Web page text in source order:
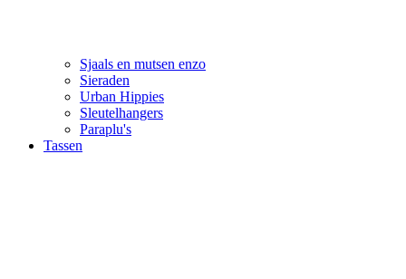
Sjaals en mutsen enzo
Sieraden
Urban Hippies
Sleutelhangers
Paraplu's
Tassen